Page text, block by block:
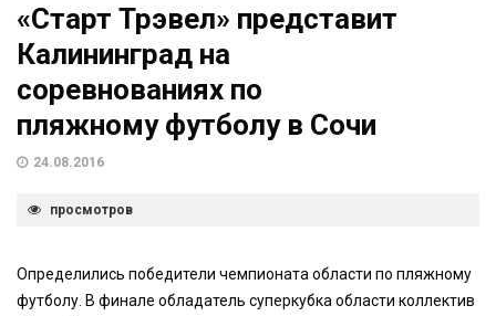
«Старт Трэвел» представит
Калининград на
соревнованиях по
пляжному футболу в Сочи
24.08.2016
просмотров
Определились победители чемпионата области по пляжному
футболу. В финале обладатель суперкубка области коллектив